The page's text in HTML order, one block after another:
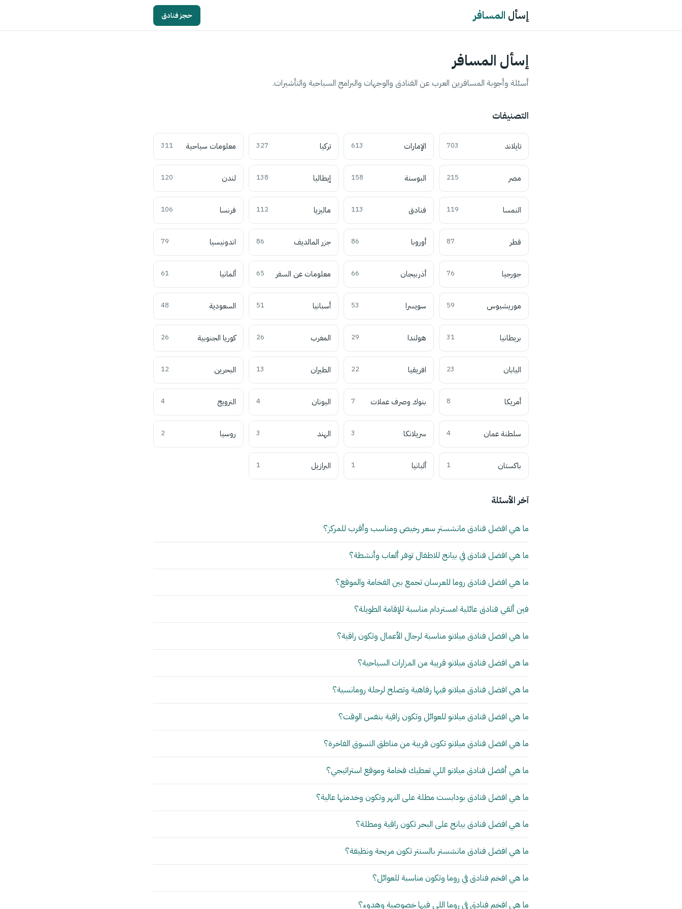
إسأل المسافر حجز فنادق
إسأل المسافر
أسئلة وأجوبة المسافرين العرب عن الفنادق والوجهات والبرامج السياحية والتأشيرات.
التصنيفات
تايلاند 703 الإمارات 613 تركيا 327 معلومات سياحية 311
مصر 215 البوسنة 158 إيطاليا 138 لندن 120
النمسا 119 فنادق 113 ماليزيا 112 فرنسا 106
قطر 87 أوروبا 86 جزر المالديف 86 اندونيسيا 79
جورجيا 76 أذربيجان 66 معلومات عن السفر 65 ألمانيا 61
موريشيوس 59 سويسرا 53 أسبانيا 51 السعودية 48
بريطانيا 31 هولندا 29 المغرب 26 كوريا الجنوبية 26
اليابان 23 افريقيا 22 الطيران 13 البحرين 12
أمريكا 8 بنوك وصرف عملات 7 اليونان 4 النرويج 4
سلطنة عمان 4 سريلانكا 3 الهند 3 روسيا 2
باكستان 1 ألبانيا 1 البرازيل 1
آخر الأسئلة
ما هي افضل فنادق مانشستر سعر رخيص ومناسب وأقرب للمركز؟
ما هي افضل فنادق في بيانج للاطفال توفر ألعاب وأنشطة؟
ما هي افضل فنادق روما للعرسان تجمع بين الفخامة والموقع؟
فين ألقي فنادق عائلية امستردام مناسبة للإقامة الطويلة؟
ما هي افضل فنادق ميلانو مناسبة لرجال الأعمال وتكون راقية؟
ما هي افضل فنادق ميلانو قريبة من المزارات السياحية؟
ما هي افضل فنادق ميلانو فيها رفاهية وتصلح لرحلة رومانسية؟
ما هي افضل فنادق ميلانو للعوائل وتكون راقية بنفس الوقت؟
ما هي افضل فنادق ميلانو تكون قريبة من مناطق التسوق الفاخرة؟
ما هي أفضل فنادق ميلانو اللي تعطيك فخامة وموقع استراتيجي؟
ما هي افضل فنادق بودابست مطلة على النهر وتكون وخدمتها عالية؟
ما هي افضل فنادق بيانج على البحر تكون راقية ومطلة؟
ما هي افضل فنادق مانشستر بالسنتر تكون مريحة ونظيفة؟
ما هي افخم فنادق في روما وتكون مناسبة للعوائل؟
ما هي افخم فنادق في روما اللي فيها خصوصية وهدوء؟